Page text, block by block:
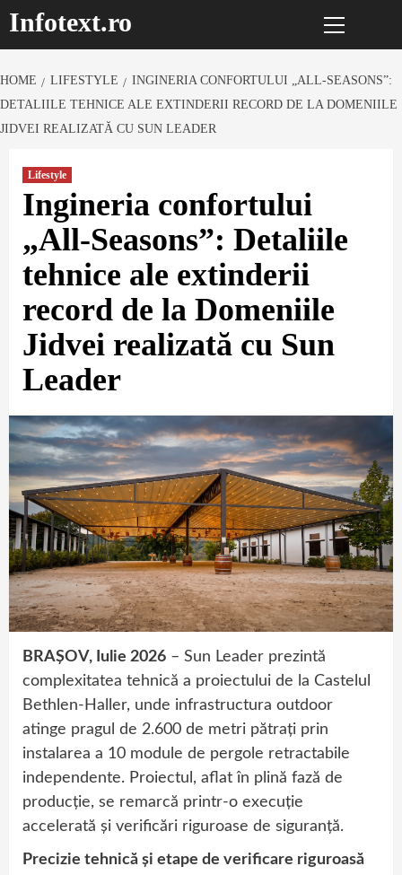
Sari
laInfotext.ro
Menu
HOME LIFESTYLE
INGINERIA CONFORTULUI „ALL-SEASONS”:
DETALIILE TEHNICE ALE EXTINDERII RECORD DE LA DOMENIILE
JIDVEI REALIZATĂ CU SUN LEADER
Lifestyle
Ingineria confortului
„All-Seasons”: Detaliile
tehnice ale extinderii
record de la Domeniile
Jidvei realizată cu Sun
Leader
BRAȘOV, Iulie 2026 – Sun Leader prezintă
complexitatea tehnică a proiectului de la Castelul
Bethlen-Haller, unde infrastructura outdoor
atinge pragul de 2.600 de metri pătrați prin
instalarea a 10 module de pergole retractabile
independente. Proiectul, aflat în plină fază de
producție, se remarcă printr-o execuție
accelerată și verificări riguroase de siguranță.
Precizie tehnică și etape de verificare riguroasă